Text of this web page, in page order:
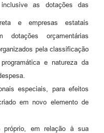
as dotações das
e empresas estatais
dotações orçamentárias
pela classificação
e natureza da
especiais, para efeitos
em novo elemento de
próprio, em relação à sua